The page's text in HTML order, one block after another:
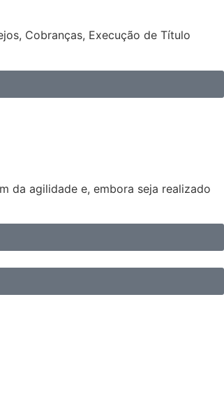
Cobranças, Execução de Título
da agilidade e, embora seja realizado